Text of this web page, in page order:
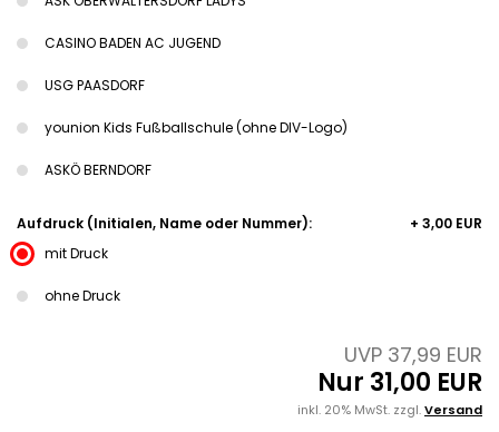
CASINO BADEN AC JUGEND
USG PAASDORF
younion Kids Fußballschule (ohne DIV-Logo)
ASKÖ BERNDORF
Aufdruck (Initialen, Name oder Nummer):
+ 3,00 EUR
mit Druck
ohne Druck
UVP 37,99 EUR
Nur 31,00 EUR
inkl. 20% MwSt. zzgl.Versand